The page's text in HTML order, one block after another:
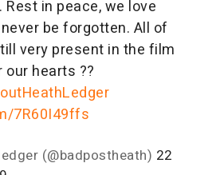
in peace, we love
be forgotten. All of
very present in the film
hearts ??
7R60I49ffs
(@badpostheath) 22